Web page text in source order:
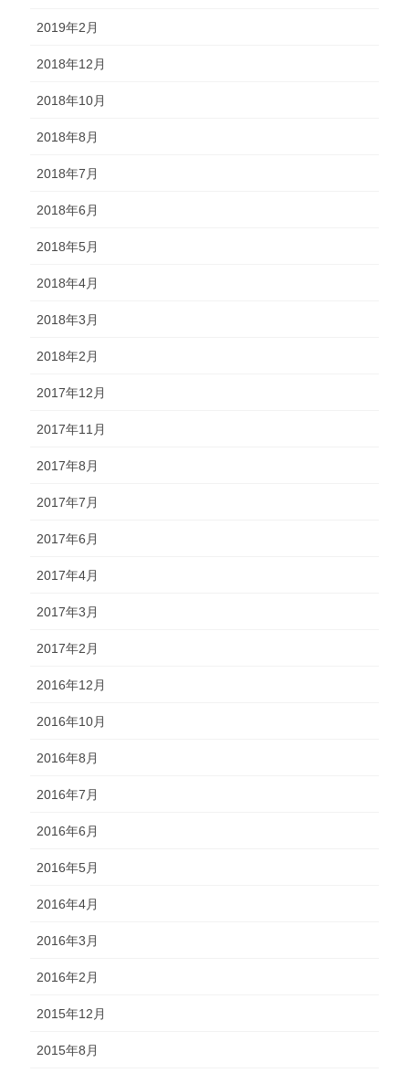
2019年2月
2018年12月
2018年10月
2018年8月
2018年7月
2018年6月
2018年5月
2018年4月
2018年3月
2018年2月
2017年12月
2017年11月
2017年8月
2017年7月
2017年6月
2017年4月
2017年3月
2017年2月
2016年12月
2016年10月
2016年8月
2016年7月
2016年6月
2016年5月
2016年4月
2016年3月
2016年2月
2015年12月
2015年8月